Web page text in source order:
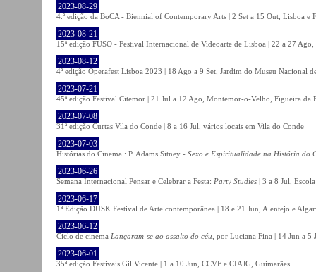
2023-08-29
4.ª edição da BoCA - Biennial of Contemporary Arts | 2 Set a 15 Out, Lisboa e
2023-08-21
15ª edição FUSO - Festival Internacional de Videoarte de Lisboa | 22 a 27
2023-08-12
4ª edição Operafest Lisboa 2023 | 18 Ago a 9 Set, Jardim do Museu Nacional
2023-07-21
45ª edição Festival Citemor | 21 Jul a 12 Ago, Montemor-o-Velho, Figueira da
2023-07-08
31ª edição Curtas Vila do Conde | 8 a 16 Jul, vários locais em Vila do Conde
2023-07-03
Histórias do Cinema : P. Adams Sitney - Sexo e Espiritualidade na História do
2023-06-26
Semana Internacional Pensar e Celebrar a Festa: Party Studies | 3 a 8 Jul,
2023-06-17
1ª Edição DUSK Festival de Arte contemporânea | 18 e 21 Jun, Alentejo e
2023-06-12
Ciclo de cinema Lançaram-se ao assalto do céu , por Luciana Fina | 14 Jun a 5
2023-06-01
35ª edição Festivais Gil Vicente | 1 a 10 Jun, CCVF e CIAJG, Guimarães